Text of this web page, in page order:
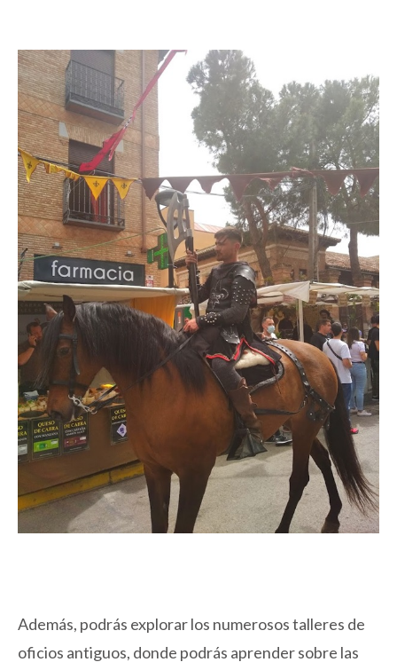
Además, podrás explorar los numerosos talleres de
oficios antiguos, donde podrás aprender sobre las